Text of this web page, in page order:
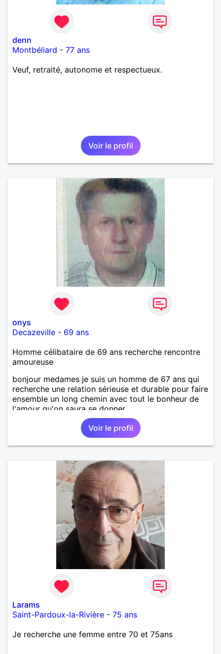
denn
Montbéliard - 77 ans
Veuf, retraité, autonome et respectueux.
Voir le profil
onys
Decazeville - 69 ans
Homme célibataire de 69 ans recherche rencontre
amoureuse
bonjour medames je suis un homme de 67 ans qui
recherche une relation sérieuse et durable pour faire
ensemble un long chemin avec tout le bonheur de
l'amour qu'on saura se donner.
Voir le profil
Larams
Saint-Pardoux-la-Rivière - 75 ans
Je recherche une femme entre 70 et 75ans